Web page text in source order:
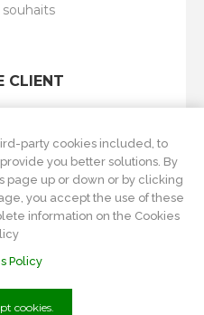
CLIENT
vus
produits
party cookies included, to
you better solutions. By
page up or down or by clicking
you accept the use of these
information on the Cookies
Policy
cookies.